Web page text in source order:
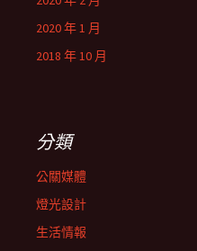
2020 年 1 月
2018 年 10 月
分類
公關媒體
燈光設計
生活情報